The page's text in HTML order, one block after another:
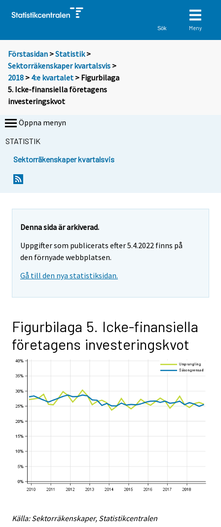
Sök Meny
Förstasidan >Statistik >
Sektorräkenskaper kvartalsvis >
2018 > 4:e kvartalet > Figurbilaga
5. Icke-finansiella företagens
investeringskvot
Öppna menyn
STATISTIK
Sektorräkenskaper kvartalsvis
Denna sida är arkiverad.
Uppgifter som publicerats efter 5.4.2022 finns på
den förnyade webbplatsen.
Gå till den nya statistiksidan.
Figurbilaga 5. Icke-finansiella
företagens investeringskvot
Källa: Sektorräkenskaper, Statistikcentralen